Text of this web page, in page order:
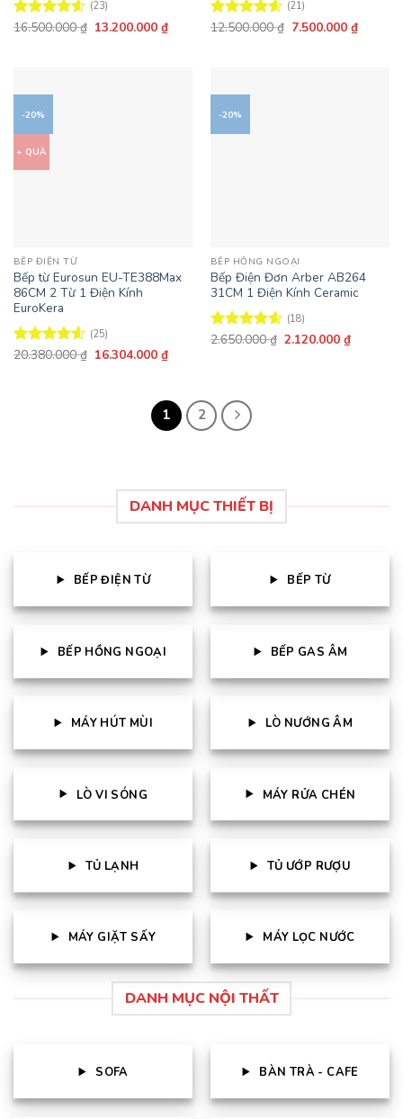
Được xếp
(23)
16.500.000₫ Giá
13.200.000 ₫Giá
hiện
Được xếp
(21)
12.500.000₫ Giá
7.500.000 ₫Giá
hiện
-20%
+ QUÀ
BẾP ĐIỆN TỪ
Bếp từ Eurosun EU-TE388Max
86CM 2 Từ 1 Điện Kính
EuroKera
Được xếp
(25)
20.380.000₫ Giá
16.304.000 ₫Giá
hiện
16.304.000 ₫.
-20%
BẾP HỒNG NGOẠI
Bếp Điện Đơn Arber AB264
31CM 1 Điện Kính Ceramic
Được xếp
(18)
2.650.000₫ Giá
2.120.000 ₫Giá
hiện
1 2
DANH MỤC THIẾT BỊ
BẾP ĐIỆN TỪ BẾP TỪ
BẾP HỒNG NGOẠI BẾP GAS ÂM
MÁY HÚT MÙI LÒ NƯỚNG ÂM
LÒ VI SÓNG MÁY RỬA CHÉN
TỦ LẠNH TỦ ƯỚP RƯỢU
MÁY GIẶT SẤY MÁY LỌC NƯỚC
DANH MỤC NỘI THẤT
SOFA BÀN TRÀ - CAFE